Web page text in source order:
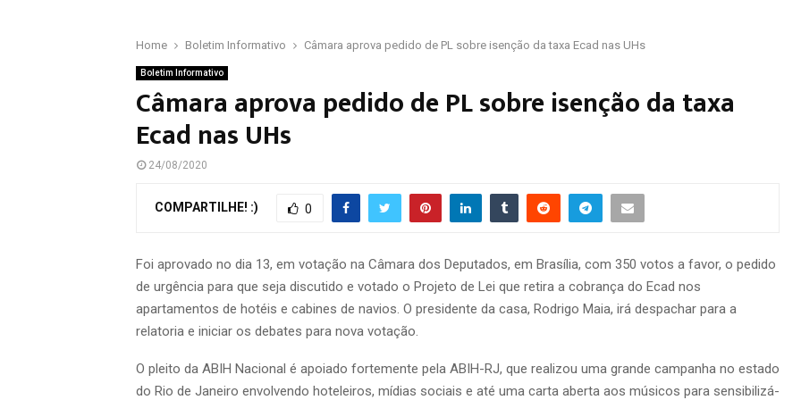
Home Boletim Informativo Câmara aprova pedido de PL sobre isenção da taxa Ecad nas UHs
Boletim Informativo
Câmara aprova pedido de PL sobre isenção da taxa
Ecad nas UHs
24/08/2020
COMPARTILHE! :) 0
Foi aprovado no dia 13, em votação na Câmara dos Deputados, em Brasília, com 350 votos a favor, o pedido
de urgência para que seja discutido e votado o Projeto de Lei que retira a cobrança do Ecad nos
apartamentos de hotéis e cabines de navios. O presidente da casa, Rodrigo Maia, irá despachar para a
relatoria e iniciar os debates para nova votação.
O pleito da ABIH Nacional é apoiado fortemente pela ABIH-RJ, que realizou uma grande campanha no estado
do Rio de Janeiro envolvendo hoteleiros, mídias sociais e até uma carta aberta aos músicos para sensibilizá-